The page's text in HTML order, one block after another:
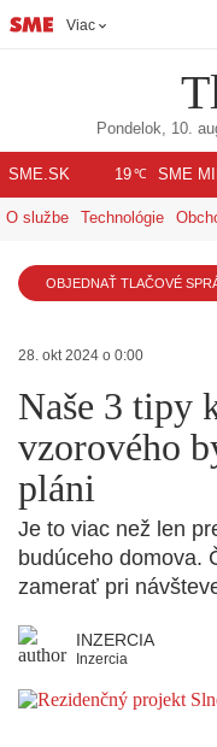
Viac
Pondelok, 10.
SME.SK 19℃ SME
O službe Technológie
OBJEDNAŤ TLAČOVÉ
28. okt 2024 o 0:00
Naše 3 tipy
vzorového
pláni
Je to viac než len
budúceho domova.
zamerať pri
INZERCIA
Inzercia